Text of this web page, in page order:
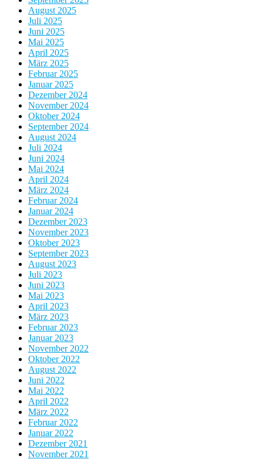
August 2025
Juli 2025
Juni 2025
Mai 2025
April 2025
März 2025
Februar 2025
Januar 2025
Dezember 2024
November 2024
Oktober 2024
September 2024
August 2024
Juli 2024
Juni 2024
Mai 2024
April 2024
März 2024
Februar 2024
Januar 2024
Dezember 2023
November 2023
Oktober 2023
September 2023
August 2023
Juli 2023
Juni 2023
Mai 2023
April 2023
März 2023
Februar 2023
Januar 2023
November 2022
Oktober 2022
August 2022
Juni 2022
Mai 2022
April 2022
März 2022
Februar 2022
Januar 2022
Dezember 2021
November 2021